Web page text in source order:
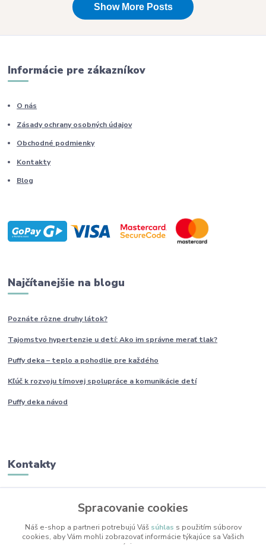
Informácie pre zákazníkov
O nás
Zásady ochrany osobných údajov
Obchodné podmienky
Kontakty
Blog
Najčítanejšie na blogu
Poznáte rôzne druhylátok?
Tajomstvo hypertenzie u detí: Ako im správne merať tlak?
Puffy deka – teplo a pohodlie pre každého
Kľúč k rozvoju tímovej spolupráce a komunikácie detí
Puffy deka návod
Kontakty
+421 950 436 258
(Po-Pia, 9-17 hod.)
Spracovanie cookies
Náš e-shop a partneri potrebujú Váš súhlas s použitím súborov
cookies, aby Vám mohli zobrazovať informácie týkajúce sa Vašich